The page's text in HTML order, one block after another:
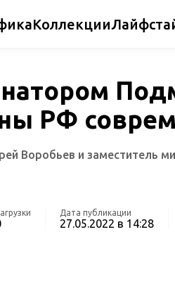
Коллекции
РФ
Воробьев и заместитель
Дата публикации
27.05.2022 в 14:28